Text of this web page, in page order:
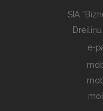
SIA
e-